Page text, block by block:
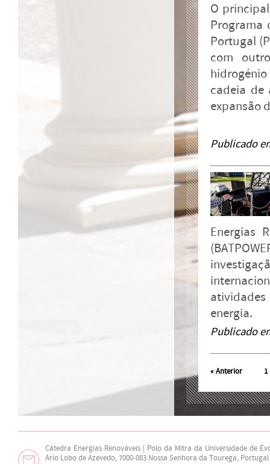
O
Programa
Portugal
com
cadeia de
expansão
Publicado
Energias
energia.
Publicado
«Anterior 1
Cátedra Energias Renováveis | Polo da Mitra da Universidade de
Ário Lobo de Azevedo, 7000-083 Nossa Senhora da Tourega, Portugal